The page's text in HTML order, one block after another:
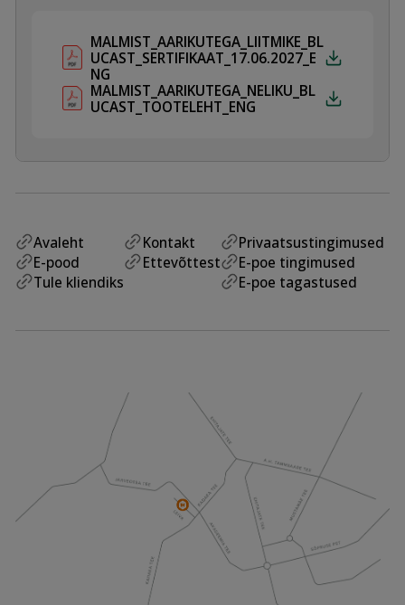
MALMIST_AARIKUTEGA_LIITMIKE_BL
UCAST_SERTIFIKAAT_17.06.2027_E
NG
MALMIST_AARIKUTEGA_NELIKU_BL
UCAST_TOOTELEHT_ENG
Avaleht
E-pood
Tule kliendiks
Kontakt
Ettevõttest
Privaatsustingimused
E-poe tingimused
E-poe tagastused